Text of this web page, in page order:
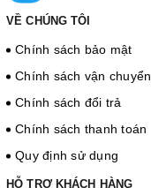
VỀ CHÚNG TÔI
Chính sách bảo mật
Chính sách vận chuyển
Chính sách đổi trả
Chính sách thanh toán
Quy định sử dụng
HỖ TRỢ KHÁCH HÀNG